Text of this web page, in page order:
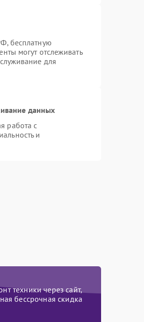
бесплатную
могут отслеживать
для
данных
работа с
и
техники через сайт,
бессрочная скидка